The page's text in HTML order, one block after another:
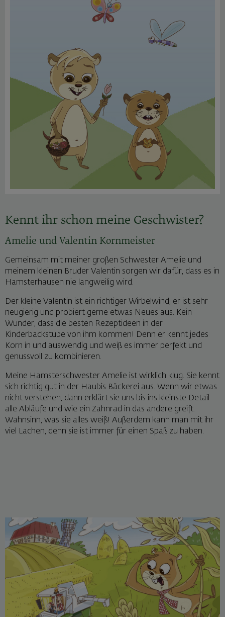
Kennt ihr schon meine Geschwister?
Amelie und Valentin Kornmeister
Gemeinsam mit meiner großen Schwester Amelie und
meinem kleinen Bruder Valentin sorgen wir dafür, dass es in
Hamsterhausen nie langweilig wird.
Der kleine Valentin ist ein richtiger Wirbelwind, er ist sehr
neugierig und probiert gerne etwas Neues aus. Kein
Wunder, dass die besten Rezeptideen in der
Kinderbackstube von ihm kommen! Denn er kennt jedes
Korn in und auswendig und weiß es immer perfekt und
genussvoll zu kombinieren.
Meine Hamsterschwester Amelie ist wirklich klug. Sie kennt
sich richtig gut in der Haubis Bäckerei aus. Wenn wir etwas
nicht verstehen, dann erklärt sie uns bis ins kleinste Detail
alle Abläufe und wie ein Zahnrad in das andere greift.
Wahnsinn, was sie alles weiß! Außerdem kann man mit ihr
viel Lachen, denn sie ist immer für einen Spaß zu haben.